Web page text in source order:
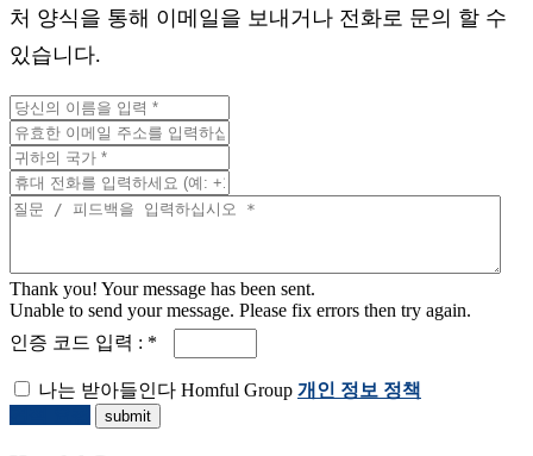
처 양식을 통해 이메일을 보내거나 전화로 문의 할 수
있습니다.
Thank you! Your message has been sent.
Unable to send your message. Please fix errors then try again.
인증 코드 입력 : *
나는 받아들인다 Homful Group 개인 정보 정책